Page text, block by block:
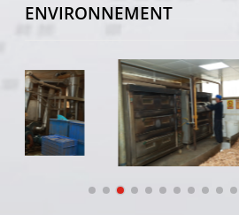
ENVIRONNEMENT